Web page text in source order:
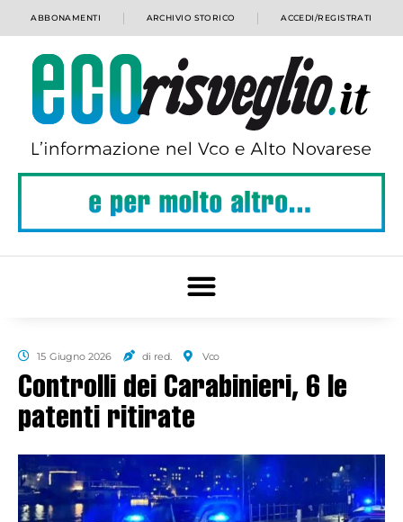
ABBONAMENTI ARCHIVIO STORICO ACCEDI/REGISTRATI
15 Giugno 2026 di red. Vco
Controlli dei Carabinieri, 6 le
patenti ritirate